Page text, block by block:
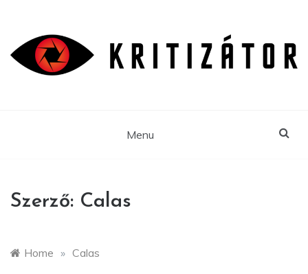
content
Menu
Szerző: Calas
Home » Calas